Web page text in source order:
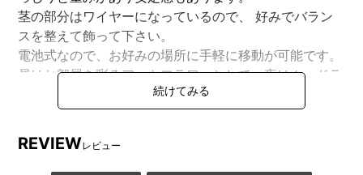
茎の部分はワイヤーになっているので、 好みでバラン
スを整えて飾って下さい。
電池式なので、お好みの場所に手軽に移動が可能です。
昼はお部屋を彩るアートフラワーとして、夜はムードラ
イトとして癒しの時間に。
代表的なコレクションであるフラワーLEDは、繊細で美
REVIEWレビュー